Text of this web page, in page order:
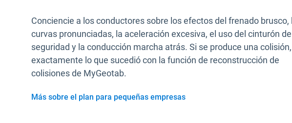
Conciencie a los conductores sobre los efectos del frenado brusco,
curvas pronunciadas, la aceleración excesiva, el uso del cinturón de
seguridad y la conducción marcha atrás. Si se produce una
exactamente lo que sucedió con la función de reconstrucción de
colisiones de MyGeotab.
Más sobre el plan para pequeñas empresas